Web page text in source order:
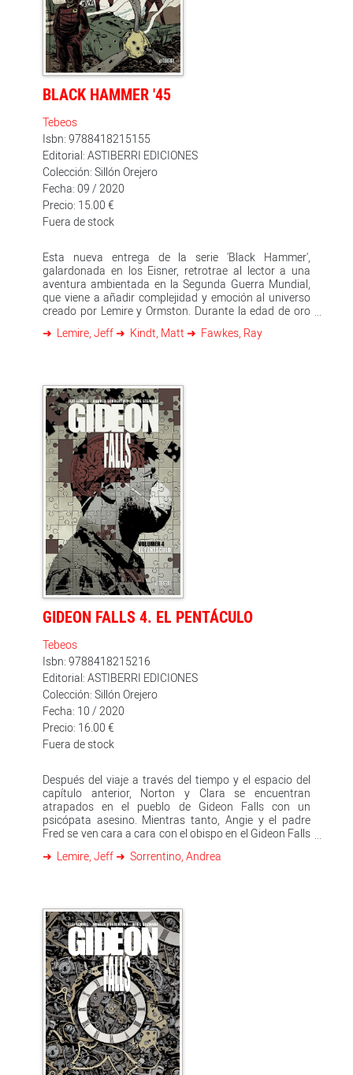
y más de 50 páginas extra con nuevas historietas
realizadas para la ocasión, así como bocetos y
muestras de materiales promocionales.
BLACK HAMMER '45
Tebeos
Isbn: 9788418215155
Editorial: ASTIBERRI EDICIONES
Colección: Sillón Orejero
Fecha: 09 / 2020
Precio: 15.00 €
Fuera de stock
Esta nueva entrega de la serie 'Black Hammer',
galardonada en los Eisner, retrotrae al lector a una
aventura ambientada en la Segunda Guerra Mundial,
que viene a añadir complejidad y emoción al universo
creado por Lemire y Ormston. Durante la edad de oro
aéreas llamado el Escuadrón Martillo Negro se unió
'Black Hammer '45' del equipo creativo formado por
Ray Fawkes, Jeff Lemire y Matt Kindt, además de una
selección de bocetos.
Lemire, Jeff Kindt, Matt Fawkes, Ray
GIDEON FALLS 4. EL PENTÁCULO
Tebeos
Isbn: 9788418215216
Editorial: ASTIBERRI EDICIONES
Colección: Sillón Orejero
Fecha: 10 / 2020
Precio: 16.00 €
Fuera de stock
Después del viaje a través del tiempo y el espacio del
capítulo anterior, Norton y Clara se encuentran
atrapados en el pueblo de Gideon Falls con un
psicópata asesino. Mientras tanto, Angie y el padre
Fred se ven cara a cara con el obispo en el Gideon Falls
pentáculo se revelan en todo su delirante esplendor. En
Sorrentino ('El viejo Logan', 'Green Arrow') forman el
equipo creativo responsable de algunos de los grandes
éxitos del cómic estadounidense y que, con 'Gideon
Falls', ganó el premio Eisner 2019 a la mejor serie
nueva.
Lemire, Jeff Sorrentino, Andrea